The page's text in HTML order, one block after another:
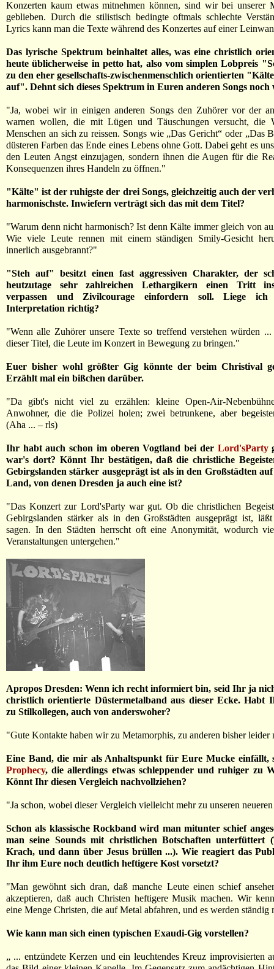
Konzerten kaum etwas mitnehmen können, sind wir bei unserer
geblieben. Durch die stilistisch bedingte oftmals schlechte
Lyrics kann man die Texte während des Konzertes auf einer
Das lyrische Spektrum beinhaltet alles, was eine christlich
heute üblicherweise in petto hat, also vom simplen Lobpreis
zu den eher gesellschafts-zwischenmenschlich orientierten
auf". Dehnt sich dieses Spektrum in Euren anderen Songs noch
"Ja, wobei wir in einigen anderen Songs den Zuhörer vor der
warnen wollen, die mit Lügen und Täuschungen versucht, die
Menschen an sich zu reissen. Songs wie „Das Gericht“ oder „Das
düsteren Farben das Ende eines Lebens ohne Gott. Dabei geht es
den Leuten Angst einzujagen, sondern ihnen die Augen für die
Konsequenzen ihres Handeln zu öffnen."
"Kälte" ist der ruhigste der drei Songs, gleichzeitig auch der
harmonischste. Inwiefern verträgt sich das mit dem Titel?
"Warum denn nicht harmonisch? Ist denn Kälte immer gleich von
Wie viele Leute rennen mit einem ständigen Smily-Gesicht
innerlich ausgebrannt?"
"Steh auf" besitzt einen fast aggressiven Charakter, der
heutzutage sehr zahlreichen Lethargikern einen Tritt
verpassen und Zivilcourage einfordern soll. Liege
Interpretation richtig?
"Wenn alle Zuhörer unsere Texte so treffend verstehen würden
dieser Titel, die Leute im Konzert in Bewegung zu bringen."
Euer bisher wohl größter Gig könnte der beim Christival
Erzählt mal ein bißchen darüber.
"Da gibt's nicht viel zu erzählen: kleine Open-Air-
Anwohner, die die Polizei holen; zwei betrunkene, aber
(Aha ... – rls)
Ihr habt auch schon im oberen Vogtland bei der Lord'sParty
war's dort? Könnt Ihr bestätigen, daß die christliche
Gebirgslanden stärker ausgeprägt ist als in den Großstädten
Land, von denen Dresden ja auch eine ist?
"Das Konzert zur Lord'sParty war gut. Ob die christlichen
Gebirgslanden stärker als in den Großstädten ausgeprägt ist,
sagen. In den Städten herrscht oft eine Anonymität, wodurch
Veranstaltungen untergehen."
Apropos Dresden: Wenn ich recht informiert bin, seid Ihr ja
christlich orientierte Düstermetalband aus dieser Ecke. Habt
zu Stilkollegen, auch von anderswoher?
"Gute Kontakte haben wir zu Metamorphis, zu anderen bisher leider
Eine Band, die mir als Anhaltspunkt für Eure Mucke einfällt,
Prophecy, die allerdings etwas schleppender und ruhiger zu
Könnt Ihr diesen Vergleich nachvollziehen?
"Ja schon, wobei dieser Vergleich vielleicht mehr zu unseren
Schon als klassische Rockband wird man mitunter schief
man seine Sounds mit christlichen Botschaften unterfüttert
Krach, und dann über Jesus brüllen ...). Wie reagiert das
Ihr ihm Eure noch deutlich heftigere Kost vorsetzt?
"Man gewöhnt sich dran, daß manche Leute einen schief
akzeptieren, daß auch Christen heftigere Musik machen. Wir
eine Menge Christen, die auf Metal abfahren, und es werden ständig
Wie kann man sich einen typischen Exaudi-Gig vorstellen?
„ ... entzündete Kerzen und ein leuchtendes Kreuz improvisierten